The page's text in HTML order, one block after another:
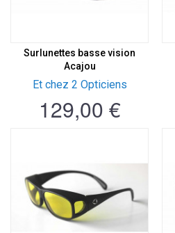
Surlunettes basse vision
Acajou
Et chez 2 Opticiens
129,00 €